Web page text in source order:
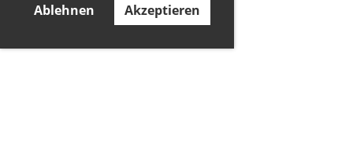
Ablehnen Akzeptieren